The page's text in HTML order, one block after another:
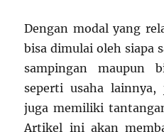
Dengan modal yang
bisa dimulai oleh siapa
sampingan maupun
seperti usaha
juga memiliki
Artikel ini akan